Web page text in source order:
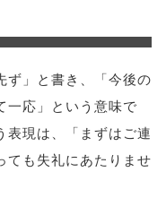
ず」と書き、「今後の
一応」という意味で
表現は、「まずはご連
ても失礼にあたりませ